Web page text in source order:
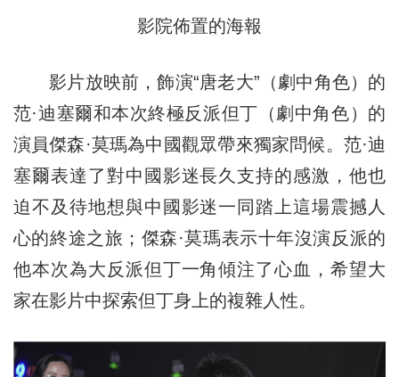
影院佈置的海報
影片放映前，飾演“唐老大”（劇中角色）的
范·迪塞爾和本次終極反派但丁（劇中角色）的
演員傑森·莫瑪為中國觀眾帶來獨家問候。范·迪
塞爾表達了對中國影迷長久支持的感激，他也
迫不及待地想與中國影迷一同踏上這場震撼人
心的終途之旅；傑森·莫瑪表示十年沒演反派的
他本次為大反派但丁一角傾注了心血，希望大
家在影片中探索但丁身上的複雜人性。